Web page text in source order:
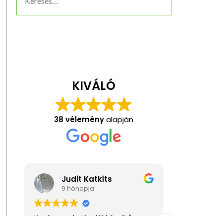
KIVÁLÓ
38 véleményalapján
Judit Katkits
9 hónapja